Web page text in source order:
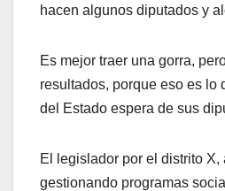
hacen algunos diputados y
Es mejor traer una gorra,
resultados, porque eso es lo
del Estado espera de sus
El legislador por el distrito
gestionando programas